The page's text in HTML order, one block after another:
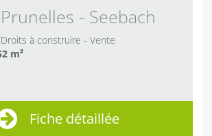
- Seebach
à construire
Vente
m²
Fiche détaillée